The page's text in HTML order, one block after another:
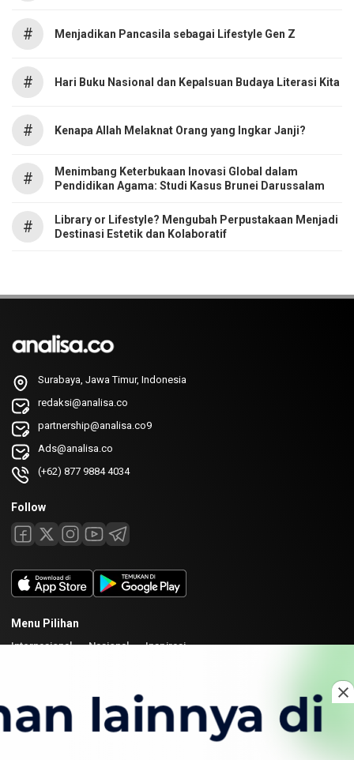
# Menjadikan Pancasila sebagai Lifestyle Gen Z
# Hari Buku Nasional dan Kepalsuan Budaya Literasi Kita
# Kenapa Allah Melaknat Orang yang Ingkar Janji?
#
Menimbang Keterbukaan Inovasi Global dalam
Pendidikan Agama: Studi Kasus Brunei Darussalam
#
Library or Lifestyle? Mengubah Perpustakaan Menjadi
Destinasi Estetik dan Kolaboratif
Surabaya, Jawa Timur, Indonesia
redaksi@analisa.co
partnership@analisa.co9
Ads@analisa.co
(+62) 877 9884 4034
Follow
Menu Pilihan
Internasional Nasional Inspirasi
Redaksi Kirim Karya
Copyright © 2026 Analisa. All rights reserved.